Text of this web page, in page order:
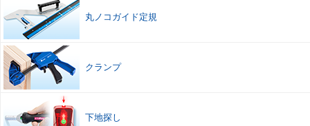
丸ノコガイド定規
クランプ
下地探し